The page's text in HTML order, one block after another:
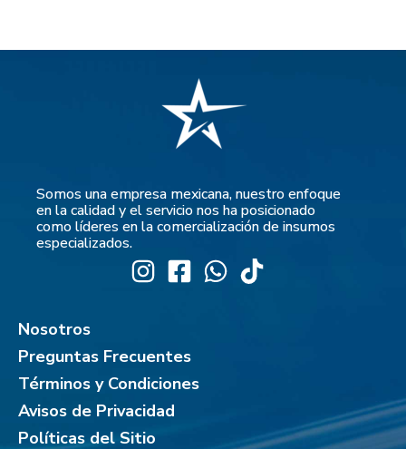
Somos una empresa mexicana, nuestro enfoque
en la calidad y el servicio nos ha posicionado
como líderes en la comercialización de insumos
especializados.
Nosotros
Preguntas Frecuentes
Términos y Condiciones
Avisos de Privacidad
Políticas del Sitio